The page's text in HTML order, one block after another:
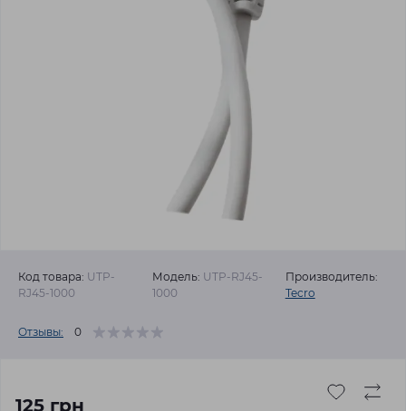
Код товара: UTP-
RJ45-1000
Модель: UTP-RJ45-
1000
Производитель:
Tecro
Отзывы: 0
125 грн